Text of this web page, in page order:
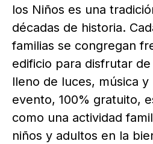
los Niños es una
décadas de historia.
familias se congregan
edificio para disfrutar
lleno de luces, música y
evento, 100% gratuito,
como una actividad
niños y adultos en la